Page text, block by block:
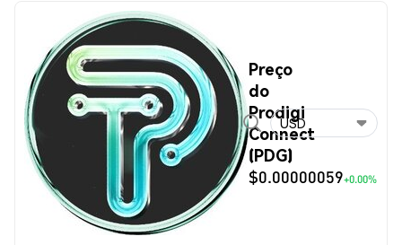
Preço
do
Prodigi
Connect
(PDG)
$0.00000059+0.00%
USD